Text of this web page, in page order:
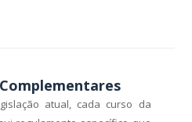
atual, cada curso da